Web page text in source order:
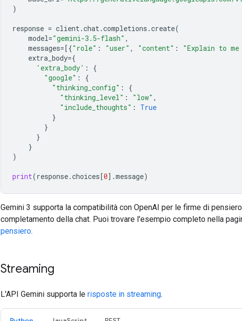
)
response = client.chat.completions .create(
model="gemini-3.5-flash" ,
messages=[{"role" : "user" , "content" : "Explain to me
extra_body={
'extra_body' :
{
"google" :
{
"thinking_config" :
{
"thinking_level" : "low" ,
"include_thoughts" :
True
}
}
}
}
)
print(response.choices[0] .message)
Gemini 3 supporta la compatibilità con OpenAI per le firme di
completamento della chat. Puoi trovare l'esempio completo nella
pensiero.
Streaming
L'API Gemini supporta le risposte in streaming.